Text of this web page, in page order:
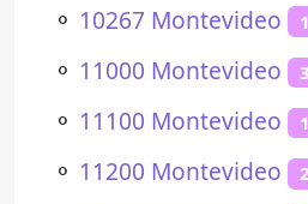
⚬ 10267 Montevideo 1
⚬ 11000 Montevideo 3
⚬ 11100 Montevideo
⚬ 11200 Montevideo